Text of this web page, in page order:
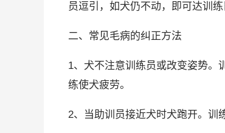
员逗引，如犬仍不动，即可达训练
二、常见毛病的纠正方法
1、犬不注意训练员或改变姿势。
练使犬疲劳。
2、当助训员接近犬时犬跑开。训